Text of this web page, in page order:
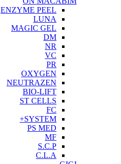
ENZYME PEEL
LUNA
MAGIC GEL
DM
NR
VC
PR
OXYGEN
NEUTRAZEN
BIO-LIFT
ST CELLS
FC
SYSTEM+
PS MED
MF
S.C.P
C.L.A